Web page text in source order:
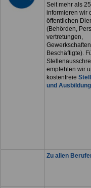
Seit mehr als
informieren wir
öffentlichen
(Behörden,
vertretungen,
Beschäftigte).
empfehlen wir
kostenfreie
und
Zu allen